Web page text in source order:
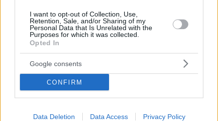
I want to opt-out of Collection, Use,
Retention, Sale, and/or Sharing of my
Personal Data that Is Unrelated with the
Purposes for which it was collected.
Opted In
Google consents
CONFIRM
Data Deletion Data Access Privacy Policy
NOUPOU HISTORY